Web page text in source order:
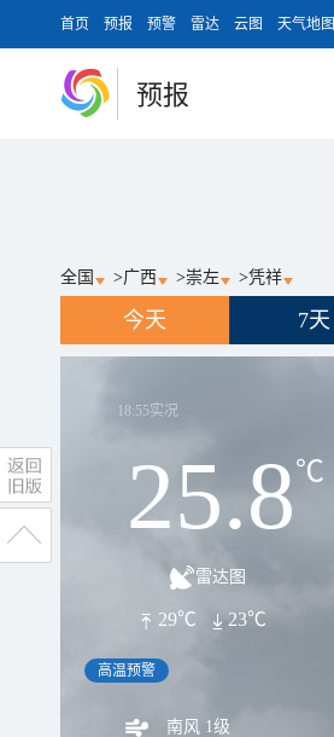
首页 预报 预警 雷达 云图 天气地图
预报
全国 >广西 >崇左 >凭祥
今天 7天
18:55实况
25.8℃
雷达图
29℃ 23℃
高温预警
南风 1级